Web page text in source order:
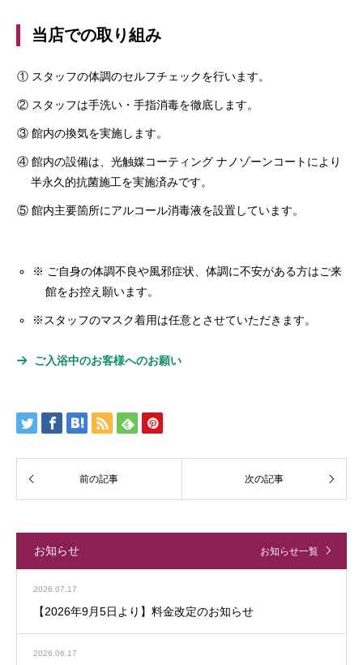
当店での取り組み
① スタッフの体調のセルフチェックを行います。
② スタッフは手洗い・手指消毒を徹底します。
③ 館内の換気を実施します。
④ 館内の設備は、光触媒コーティング ナノゾーンコートにより
半永久的抗菌施工を実施済みです。
⑤ 館内主要箇所にアルコール消毒液を設置しています。
※ ご自身の体調不良や風邪症状、体調に不安がある方はご来
館をお控え願います。
※スタッフのマスク着用は任意とさせていただきます。
ご入浴中のお客様へのお願い
お知らせ お知らせ一覧
2026.07.17
【2026年9月5日より】料金改定のお知らせ
2026.06.17